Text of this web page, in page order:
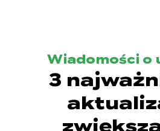
Wiadomości o
3